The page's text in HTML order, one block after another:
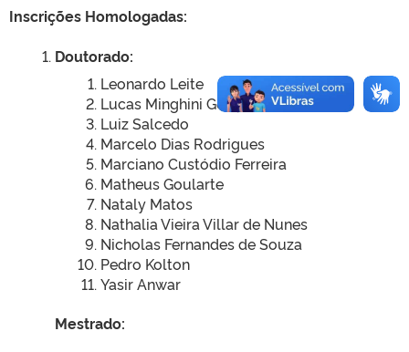
Inscrições Homologadas:
Doutorado:
Leonardo Leite
Lucas Minghini Gonçalves
Luiz Salcedo
Marcelo Dias Rodrigues
Marciano Custódio Ferreira
Matheus Goularte
Nataly Matos
Nathalia Vieira Villar de Nunes
Nicholas Fernandes de Souza
Pedro Kolton
Yasir Anwar
Mestrado: